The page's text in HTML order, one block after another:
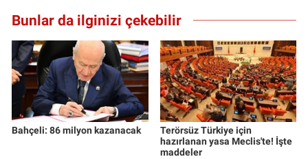
Bunlar da ilginizi çekebilir
Bahçeli: 86 milyon kazanacak
Terörsüz Türkiye için
hazırlanan yasa Meclis'te! İşte
maddeler